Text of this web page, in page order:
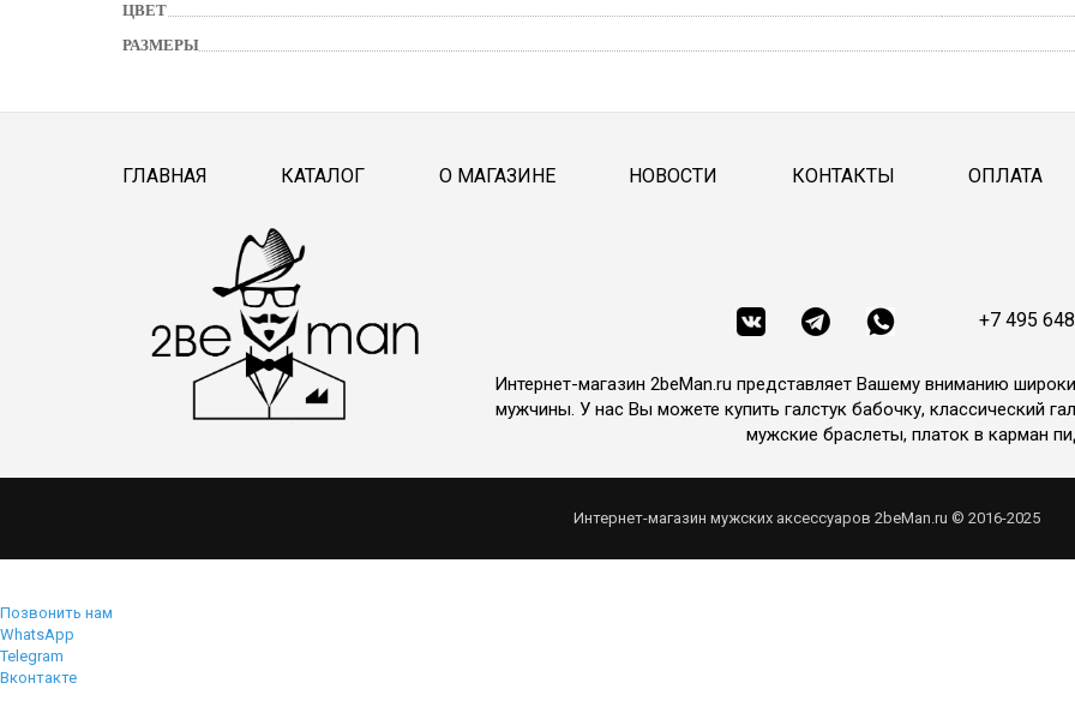
ЦВЕТ
РАЗМЕРЫ
ГЛАВНАЯ КАТАЛОГ О МАГАЗИНЕ НОВОСТИ КОНТАКТЫ ОПЛАТА
+7 495
Интернет-магазин 2beMan.ru представляет Вашему вниманию
мужчины. У нас Вы можете купить галстук бабочку, классический
мужские браслеты, платок в карман
Интернет-магазин мужских аксессуаров 2beMan.ru © 2016-2025
Позвонить нам
WhatsApp
Telegram
Вконтакте